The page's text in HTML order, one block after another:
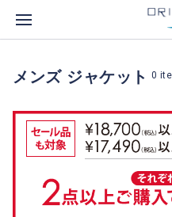
メンズ ジャケット 0